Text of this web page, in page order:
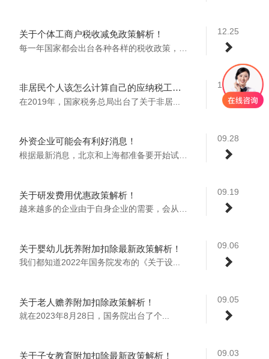
12.25
关于个体工商户税收减免政策解析！
10.13
非居民个人该怎么计算自己的应纳税工资收入？
在2019年，国家税务总局出台了关于非居...
09.28
外资企业可能会有利好消息！
根据最新消息，北京和上海都准备要开始试点...
09.19
关于研发费用优惠政策解析！
09.06
关于婴幼儿抚养附加扣除最新政策解析！
我们都知道2022年国务院发布的《关于设...
09.05
关于老人赡养附加扣除政策解析！
就在2023年8月28日，国务院出台了个...
09.03
关于子女教育附加扣除最新政策解析！